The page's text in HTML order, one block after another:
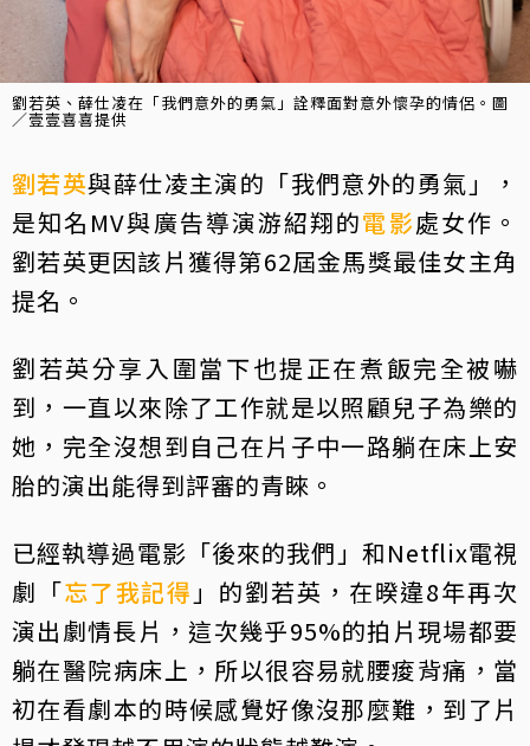
劉若英、薛仕凌在「我們意外的勇氣」詮釋面對意外懷孕的情侶。圖
／壹壹喜喜提供
劉若英與薛仕凌主演的「我們意外的勇氣」，
是知名MV與廣告導演游紹翔的電影處女作。
劉若英更因該片獲得第62屆金馬獎最佳女主角
提名。
劉若英分享入圍當下也提正在煮飯完全被嚇
到，一直以來除了工作就是以照顧兒子為樂的
她，完全沒想到自己在片子中一路躺在床上安
胎的演出能得到評審的青睞。
已經執導過電影「後來的我們」和Netflix電視
劇「忘了我記得 」的劉若英，在暌違8年再次
演出劇情長片，這次幾乎95%的拍片現場都要
躺在醫院病床上，所以很容易就腰痠背痛，當
初在看劇本的時候感覺好像沒那麼難，到了片